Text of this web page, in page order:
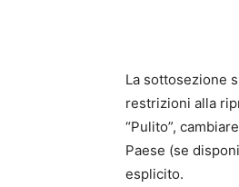
La sottosezione
restrizioni alla
“Pulito”,
Paese (se
esplicito.